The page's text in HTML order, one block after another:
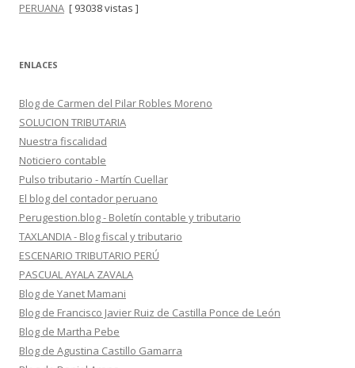
PERUANA [ 93038 vistas ]
ENLACES
Blog de Carmen del Pilar Robles Moreno
SOLUCION TRIBUTARIA
Nuestra fiscalidad
Noticiero contable
Pulso tributario - Martín Cuellar
El blog del contador peruano
Perugestion.blog - Boletín contable y tributario
TAXLANDIA - Blog fiscal y tributario
ESCENARIO TRIBUTARIO PERÚ
PASCUAL AYALA ZAVALA
Blog de Yanet Mamani
Blog de Francisco Javier Ruiz de Castilla Ponce de León
Blog de Martha Pebe
Blog de Agustina Castillo Gamarra